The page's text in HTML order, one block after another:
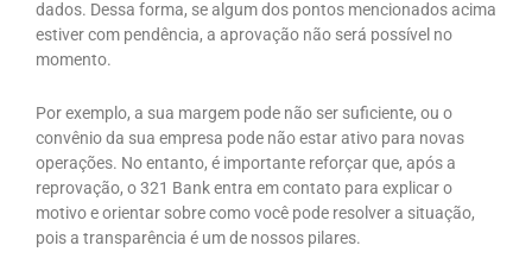
dados. Dessa forma, se algum dos pontos mencionados acima
estiver com pendência, a aprovação não será possível no
momento.
Por exemplo, a sua margem pode não ser suficiente, ou o
convênio da sua empresa pode não estar ativo para novas
operações. No entanto, é importante reforçar que, após a
reprovação, o 321 Bank entra em contato para explicar o
motivo e orientar sobre como você pode resolver a situação,
pois a transparência é um de nossos pilares.